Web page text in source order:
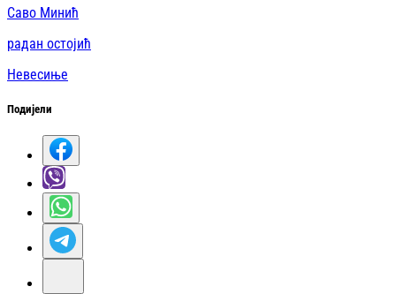
Саво Минић
радан остојић
Невесиње
Подијели